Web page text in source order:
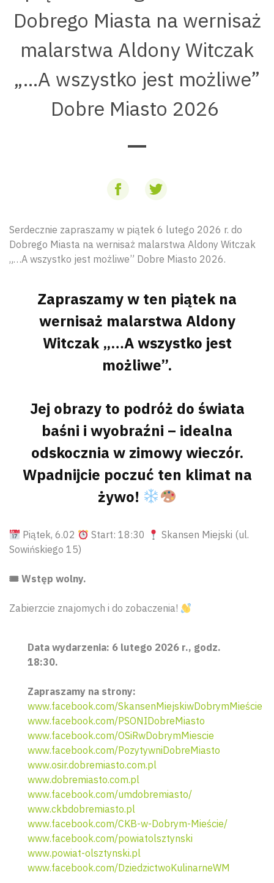
Dobrego Miasta na wernisaż
malarstwa Aldony Witczak
„...A wszystko jest możliwe”
Dobre Miasto 2026
Serdecznie zapraszamy w piątek 6 lutego 2026 r. do
Dobrego Miasta na wernisaż malarstwa Aldony Witczak
„…A wszystko jest możliwe” Dobre Miasto 2026.
Zapraszamy w ten piątek na
wernisaż malarstwa Aldony
Witczak „…A wszystko jest
możliwe”.
Jej obrazy to podróż do świata
baśni i wyobraźni – idealna
odskocznia w zimowy wieczór.
Wpadnijcie poczuć ten klimat na
żywo!
Piątek, 6.02 Start: 18:30
Skansen Miejski (ul.
Sowińskiego 15)
🎟 Wstęp wolny.
Zabierzcie znajomych i do zobaczenia!
Data wydarzenia: 6 lutego 2026 r., godz.
18:30.
Zapraszamy na strony:
www.facebook.com/SkansenMiejskiwDobrymMieście
www.facebook.com/PSONIDobreMiasto
www.facebook.com/OSiRwDobrymMiescie
www.facebook.com/PozytywniDobreMiasto
www.osir.dobremiasto.com.pl
www.dobremiasto.com.pl
www.facebook.com/umdobremiasto/
www.ckbdobremiasto.pl
www.facebook.com/CKB-w-Dobrym-Mieście/
www.facebook.com/powiatolsztynski
www.powiat-olsztynski.pl
www.facebook.com/DziedzictwoKulinarneWM